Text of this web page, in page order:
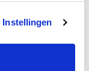
Instellingen